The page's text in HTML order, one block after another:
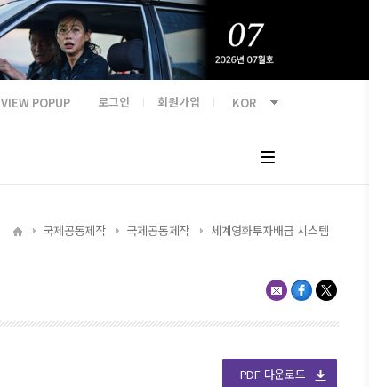
VIEW POPUP 로그인 회원가입
국제공동제작 국제공동제작 세계영화투자배급 시스템
PDF 다운로드